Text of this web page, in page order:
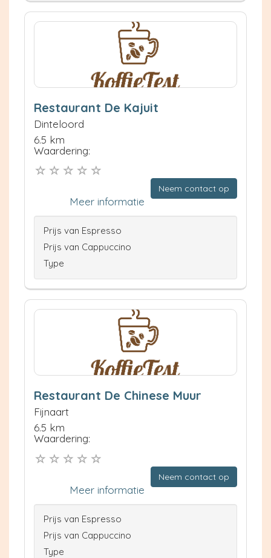
Restaurant De Kajuit
Dinteloord
6.5 km
Waardering:
Neem contact op
Meer informatie
Prijs van Espresso
Prijs van Cappuccino
Type
Restaurant De Chinese Muur
Fijnaart
6.5 km
Waardering:
Neem contact op
Meer informatie
Prijs van Espresso
Prijs van Cappuccino
Type